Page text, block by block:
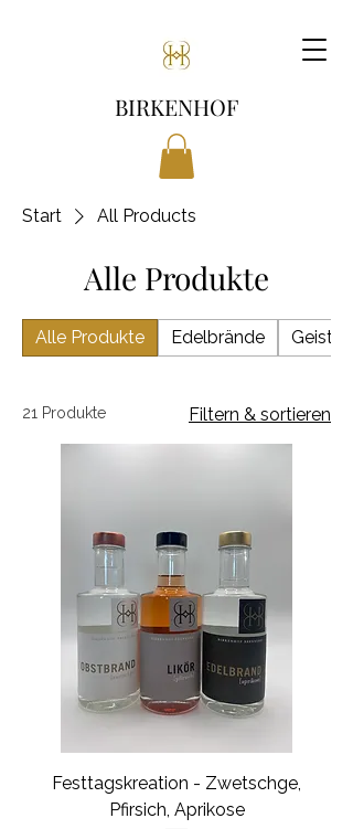
BIRKENHOF
Start All Products
Alle Produkte
Alle Produkte Edelbrände Geist
21 Produkte Filtern & sortieren
Festtagskreation - Zwetschge,
Pfirsich, Aprikose